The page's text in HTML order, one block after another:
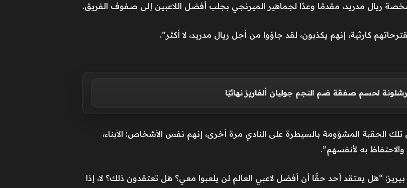
ريال مدريد، مقدمًا وعدًا لجماهير الميرنجي بجلب أفضل اللاعبين إلى صفوف الفريق.
كارثية، إنهم يكذبون، لقد جاؤوا من أجل ريال مدريد، لا أكثر”.
لحسم صفقة ضم النجم جوليان ألفاريز نهائيًا
الحقبة المشؤومة بالسيطرة على النادي مرة أخرى، إنهم نفس الأشخاص: الأبناء،
والاحتفاظ به لأنفسهم”.
“هل يعتقد أحد حقًا أن أفضل لاعبي العالم لن يلعبوا معي؟ هل تعتقدون ذلك؟ لا، إذا